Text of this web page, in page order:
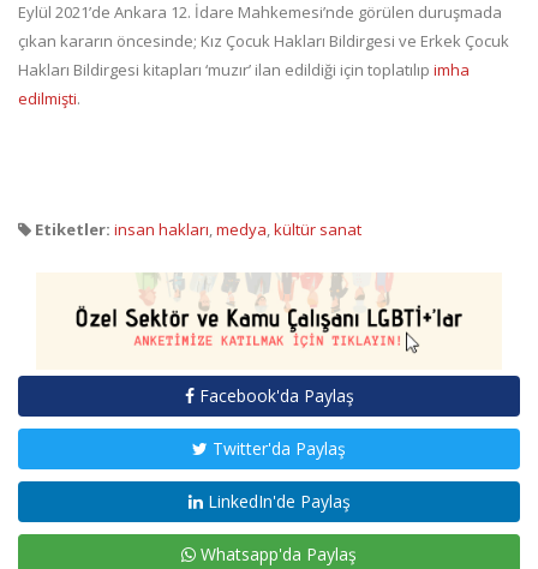
Eylül 2021’de Ankara 12. İdare Mahkemesi’nde görülen duruşmada
çıkan kararın öncesinde; Kız Çocuk Hakları Bildirgesi ve Erkek Çocuk
Hakları Bildirgesi kitapları ‘muzır’ ilan edildiği için toplatılıp imha
edilmişti.
Etiketler: insan hakları,medya,kültür sanat
Facebook'da Paylaş
Twitter'da Paylaş
LinkedIn'de Paylaş
Whatsapp'da Paylaş